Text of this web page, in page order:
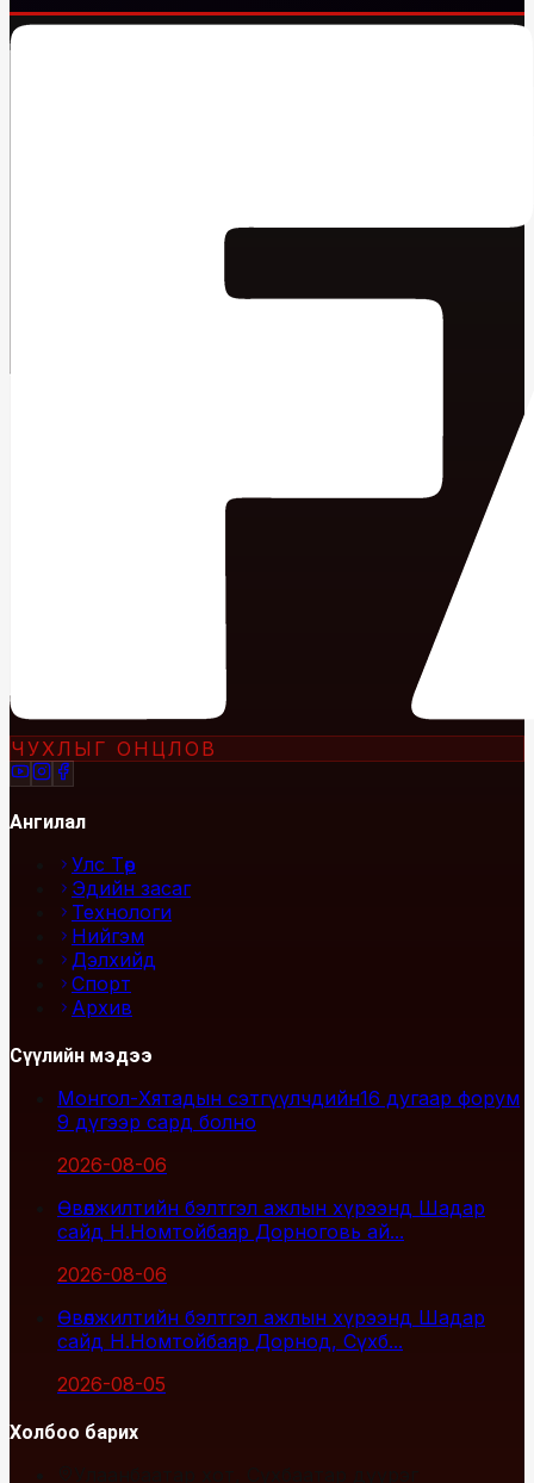
ЧУХЛЫГ ОНЦЛОВ
Ангилал
Улс Төр
Эдийн засаг
Технологи
Нийгэм
Дэлхийд
Спорт
Архив
Сүүлийн мэдээ
Монгол-Хятадын сэтгүүлчдийн16 дугаар форум
9 дүгээр сард болно
2026-08-06
Өвөлжилтийн бэлтгэл ажлын хүрээнд Шадар
сайд Н.Номтойбаяр Дорноговь ай...
2026-08-06
Өвөлжилтийн бэлтгэл ажлын хүрээнд Шадар
сайд Н.Номтойбаяр Дорнод, Сүхб...
2026-08-05
Холбоо барих